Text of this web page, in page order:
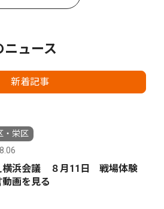
ニュース
新着記事
・栄区
横浜会議 ８月11日 戦場体験
画を見る